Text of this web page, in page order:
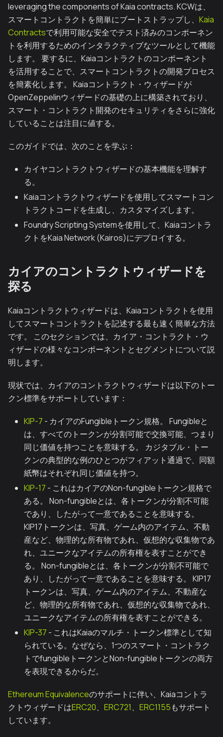
leveraging the components of Kaia contracts. KCWは、
スマートコントラクトを簡単にブートストラップし、 Kaia
Contractsで利用可能な安全でテスト済みのコンポーネン
トを利用するためのインタラクティブなツールとして機能
します。 要するに、Kaiaコントラクトのコンポーネント
を活用することで、スマートコントラクトの開発プロセス
を簡素化します。 Kaiaコントラクト・ウィザードが
OpenZeppelinウィザードの基礎の上に構築されており、
スマート・コントラクト開発のセキュリティをさらに強化
していることは注目に値する。
このガイドでは、次のことを学ぶ：
カイヤコントラクトウィザードの基本機能を理解す
る。
Kaiaコントラクトウィザードを使用してスマートコン
トラクトコードを生成し、カスタマイズします。
Foundry Scripting Systemを使用して、Kaiaコントラ
クトをKaia Network (Kairos)にデプロイする。
カイアのコントラクトウィザードを
探る
Kaiaコントラクトウィザードは、Kaiaコントラクトを使用
してスマートコントラクトを記述する最も速く簡単な方法
です。 このセクションでは、カイア・コントラクト・ウ
ィザードの様々なコンポーネントとセグメントについて説
明します。
現状では、カイアのコントラクトウィザードは以下のトー
クン標準をサポートしています：
KIP-7 - カイアのFungibleトークン規格。 Fungibleと
は、すべてのトークンが分割可能で交換可能、つまり
同じ価値を持つことを意味する。 カジタブル・トー
クンの典型的な例のひとつがフィアット通過で、同額
紙幣はそれぞれ同じ価値を持つ。
KIP-17 - これはカイアのNon-fungibleトークン規格で
ある。 Non-fungibleとは、各トークンが分割不可能
であり、したがって一意であることを意味する。
KIP17トークンは、写真、ゲーム内のアイテム、不動
産など、物理的な所有物であれ、仮想的な収集物であ
れ、ユニークなアイテムの所有権を表すことができ
る。 Non-fungibleとは、各トークンが分割不可能で
あり、したがって一意であることを意味する。 KIP17
トークンは、写真、ゲーム内のアイテム、不動産な
ど、物理的な所有物であれ、仮想的な収集物であれ、
ユニークなアイテムの所有権を表すことができる。
KIP-37 - これはKaiaのマルチ・トークン標準として知
られている。なぜなら、1つのスマート・コントラク
トでfungibleトークンとNon-fungibleトークンの両方
を表現できるからだ。
Ethereum Equivalenceのサポートに伴い、Kaiaコントラ
クトウィザードはERC20、 ERC721、 ERC1155もサポート
しています。